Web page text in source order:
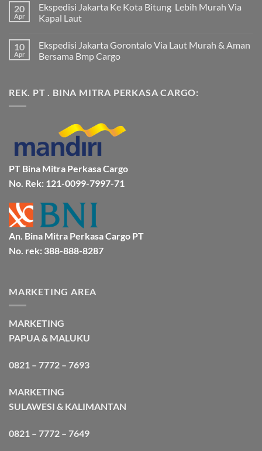
komentar
pada
Ekspedisi
Murah
dan
Terpercaya
Jakarta
ke
20
Apr
Ekspedisi Jakarta Ke Kota Bitung Lebih Murah Via
Kapal Laut
komentar
pada
Ekspedisi
Bitung
Lebih
10
Apr
Ekspedisi Jakarta Gorontalo Via Laut Murah & Aman
Bersama Bmp Cargo
pada
Ekspedisi
&
Aman
Bersama
Bmp
Cargo
REK. PT . BINA MITRA PERKASA CARGO:
PT Bina Mitra Perkasa Cargo
No. Rek: 121-0099-7997-71
An. Bina Mitra Perkasa Cargo PT
No. rek: 388-888-8287
MARKETING AREA
MARKETING
PAPUA & MALUKU
0821 – 7772 – 7693
MARKETING
SULAWESI & KALIMANTAN
0821 – 7772 – 7649